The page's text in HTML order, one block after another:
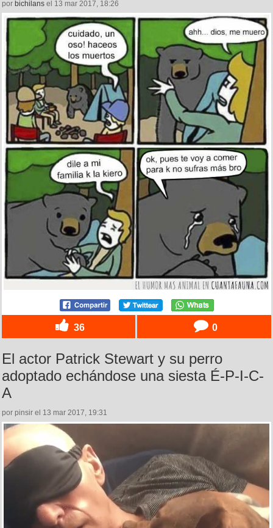
por bichilans el 13 mar 2017, 18:26
36 0
El actor Patrick Stewart y su perro
adoptado echándose una siesta É-P-I-C-
A
por pinsir el 13 mar 2017, 19:31